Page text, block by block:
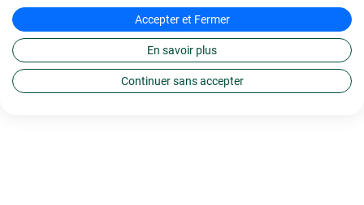
Accepter et Fermer
En savoir plus
Continuer sans accepter